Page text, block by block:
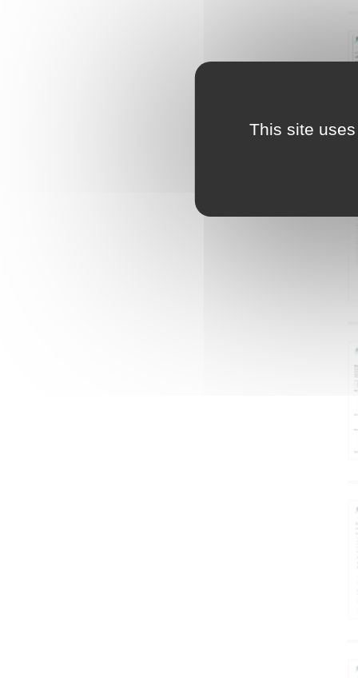
This site